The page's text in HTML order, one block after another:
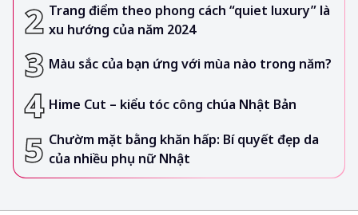
Trang điểm theo phong cách “quiet luxury” là
xu hướng của năm 2024
Màu sắc của bạn ứng với mùa nào trong năm?
Hime Cut – kiểu tóc công chúa Nhật Bản
Chườm mặt bằng khăn hấp: Bí quyết đẹp da
của nhiều phụ nữ Nhật